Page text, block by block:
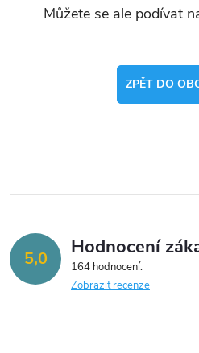
Můžete se ale podívat
ZPĚT DO
5,0 Hodnocení
164 hodnocení
Zobrazit recenze